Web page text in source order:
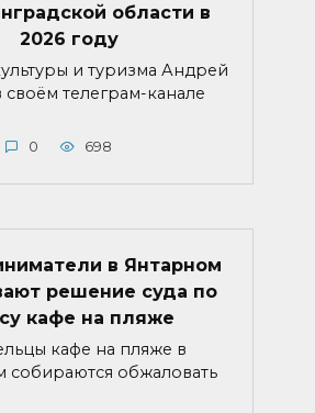
области в
2026 году
и туризма Андрей
своём телеграм-канале
0 698
в Янтарном
решение суда по
кафе на пляже
кафе на пляже в
собираются обжаловать